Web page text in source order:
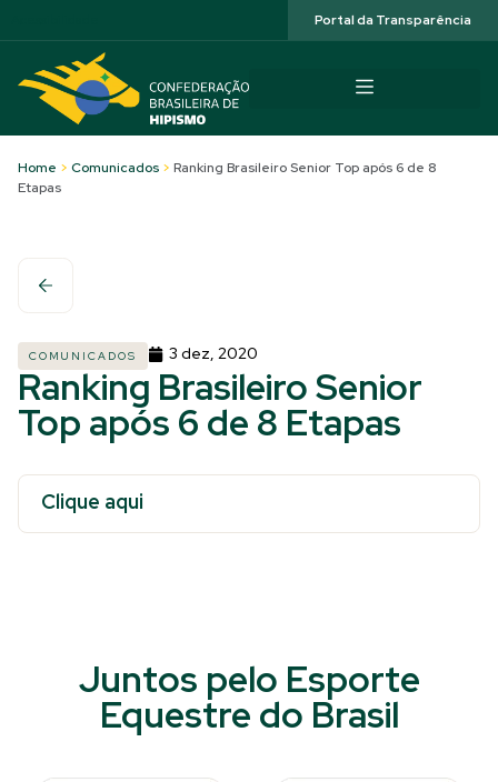
Portal da Transparência
Home > Comunicados > Ranking Brasileiro Senior Top após 6 de 8
Etapas
COMUNICADOS 3 dez, 2020
Ranking Brasileiro Senior
Top após 6 de 8 Etapas
Clique aqui
Juntos pelo Esporte
Equestre do Brasil